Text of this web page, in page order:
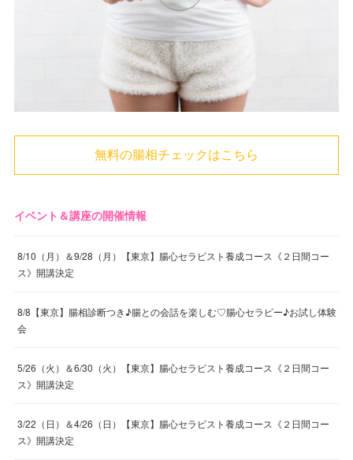
無料の腸相チェックはこちら
イベント＆講座の開催情報
8/10（月）＆9/28（月）【東京】腸心セラピスト養成コース《２日間コー
ス》開講決定
8/8【東京】腸相診断つき♪腸との会話を楽しむ♡腸心セラピー♪お試し体験
会
5/26（火）＆6/30（火）【東京】腸心セラピスト養成コース《２日間コー
ス》開講決定
3/22（日）＆4/26（日）【東京】腸心セラピスト養成コース《２日間コー
ス》開講決定